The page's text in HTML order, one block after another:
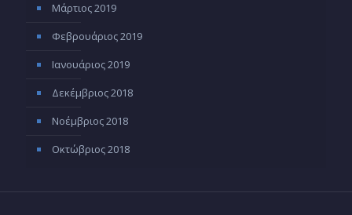
Μάρτιος 2019
Φεβρουάριος 2019
Ιανουάριος 2019
Δεκέμβριος 2018
Νοέμβριος 2018
Οκτώβριος 2018